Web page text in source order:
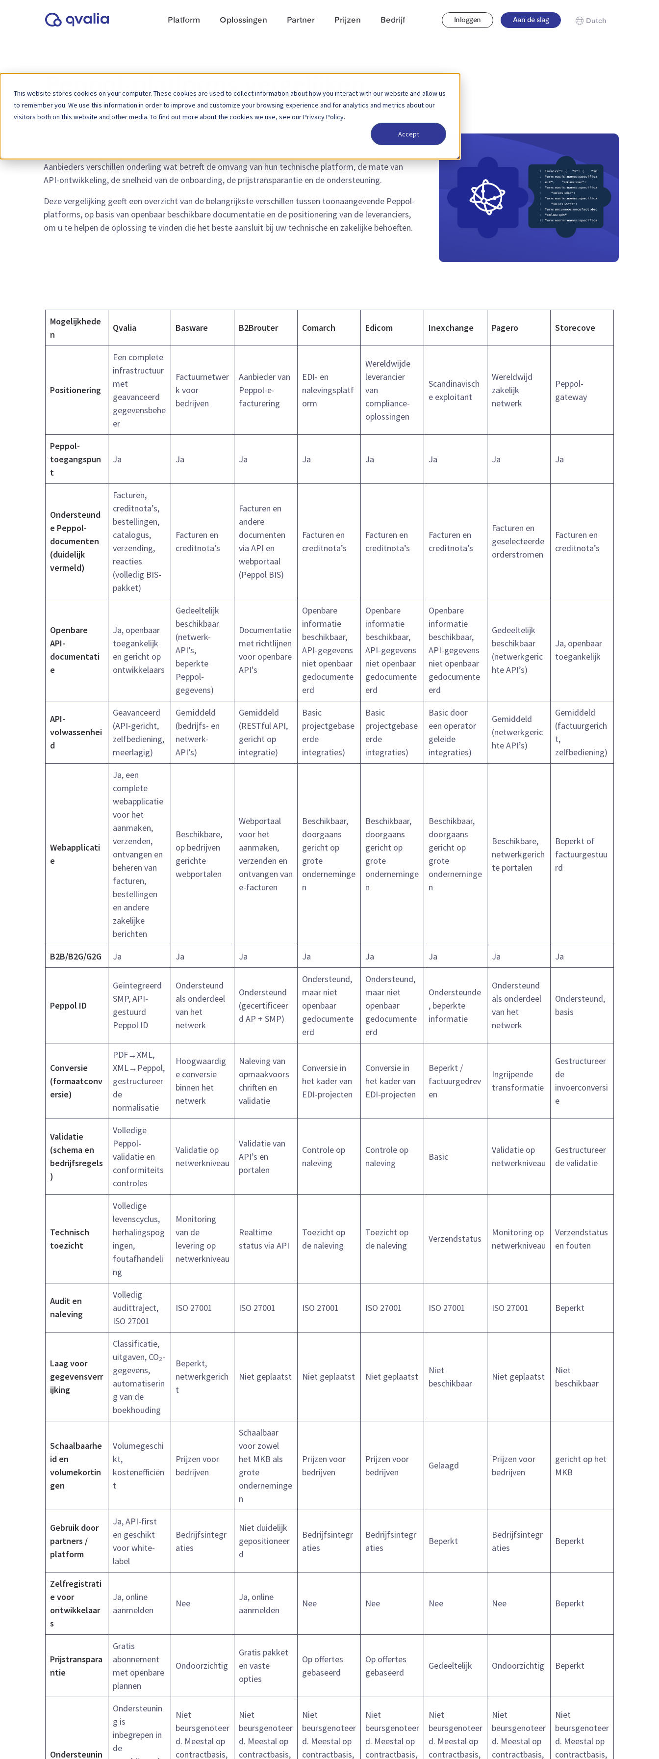
This website stores cookies on your computer. These cookies are used to collect information about how you interact with our website and allow us
to remember you. We use this information in order to improve and customize your browsing experience and for analytics and metrics about our
visitors both on this website and other media. To find out more about the cookies we use, see our Privacy Policy.
Accept
Platform Oplossingen Partner Prijzen Bedrijf Inloggen Aan de slag Dutch
Peppol-platforms vergelijken
Het kiezen van de juiste Peppol-platforms en dienstverlener is essentieel voor schaalbare, efficiënte
Aanbieders verschillen onderling wat betreft de omvang van hun technische platform, de mate van
API-ontwikkeling, de snelheid van de onboarding, de prijstransparantie en de ondersteuning.
Deze vergelijking geeft een overzicht van de belangrijkste verschillen tussen toonaangevende Peppol-
platforms, op basis van openbaar beschikbare documentatie en de positionering van de leveranciers,
om u te helpen de oplossing te vinden die het beste aansluit bij uw technische en zakelijke behoeften.
Mogelijkhede
n
Qvalia Basware B2Brouter Comarch Edicom Inexchange Pagero Storecove
Positionering
Een complete
infrastructuur
met
geavanceerd
gegevensbehe
er
Factuurnetwer
k voor
bedrijven
Aanbieder van
Peppol-e-
facturering
EDI- en
nalevingsplatf
orm
Wereldwijde
leverancier
van
compliance-
oplossingen
Scandinavisch
e exploitant
Wereldwijd
zakelijk
netwerk
Peppol-
gateway
Peppol-
toegangspun
t
Ja Ja Ja Ja Ja Ja Ja Ja
Ondersteund
e Peppol-
documenten
(duidelijk
vermeld)
Facturen,
creditnota’s,
bestellingen,
catalogus,
verzending,
reacties
(volledig BIS-
pakket)
Facturen en
creditnota’s
Facturen en
andere
documenten
via API en
webportaal
(Peppol BIS)
Facturen en
creditnota’s
Facturen en
creditnota’s
Facturen en
creditnota’s
Facturen en
geselecteerde
orderstromen
Facturen en
creditnota’s
Openbare
API-
documentati
e
Ja, openbaar
toegankelijk
en gericht op
ontwikkelaars
Gedeeltelijk
beschikbaar
(netwerk-
API’s,
beperkte
Peppol-
gegevens)
Documentatie
met richtlijnen
voor openbare
API's
Openbare
informatie
beschikbaar,
API-gegevens
niet openbaar
gedocumente
erd
Openbare
informatie
beschikbaar,
API-gegevens
niet openbaar
gedocumente
erd
Openbare
informatie
beschikbaar,
API-gegevens
niet openbaar
gedocumente
erd
Gedeeltelijk
beschikbaar
(netwerkgeric
hte API’s)
Ja, openbaar
toegankelijk
API-
volwassenhei
d
Geavanceerd
(API-gericht,
zelfbediening,
meerlagig)
Gemiddeld
(bedrijfs- en
netwerk-
API’s)
Gemiddeld
(RESTful API,
gericht op
integratie)
Basic
projectgebase
erde
integraties)
Basic
projectgebase
erde
integraties)
Basic door
een operator
geleide
integraties)
Gemiddeld
(netwerkgeric
hte API’s)
Gemiddeld
(factuurgerich
t,
zelfbediening)
Webapplicati
e
Ja, een
complete
webapplicatie
voor het
aanmaken,
verzenden,
ontvangen en
beheren van
facturen,
bestellingen
en andere
zakelijke
berichten
Beschikbare,
op bedrijven
gerichte
webportalen
Webportaal
voor het
aanmaken,
verzenden en
ontvangen van
e-facturen
Beschikbaar,
doorgaans
gericht op
grote
onderneminge
n
Beschikbaar,
doorgaans
gericht op
grote
onderneminge
n
Beschikbaar,
doorgaans
gericht op
grote
onderneminge
n
Beschikbare,
netwerkgerich
te portalen
Beperkt of
factuurgestuu
rd
B2B/B2G/G2G Ja Ja Ja Ja Ja Ja Ja Ja
Peppol ID
Geïntegreerd
SMP, API-
gestuurd
Peppol ID
Ondersteund
als onderdeel
van het
netwerk
Ondersteund
(gecertificeer
d AP + SMP)
Ondersteund,
maar niet
openbaar
gedocumente
erd
Ondersteund,
maar niet
openbaar
gedocumente
erd
Ondersteunde
, beperkte
informatie
Ondersteund
als onderdeel
van het
netwerk
Ondersteund,
basis
Conversie
(formaatconv
ersie)
PDF→XML,
XML→Peppol,
gestructureer
de
normalisatie
Hoogwaardig
e conversie
binnen het
netwerk
Naleving van
opmaakvoors
chriften en
validatie
Conversie in
het kader van
EDI-projecten
Conversie in
het kader van
EDI-projecten
Beperkt /
factuurgedrev
en
Ingrijpende
transformatie
Gestructureer
de
invoerconversi
e
Validatie
(schema en
bedrijfsregels
)
Volledige
Peppol-
validatie en
conformiteits
controles
Validatie op
netwerkniveau
Validatie van
API’s en
portalen
Controle op
naleving
Controle op
naleving
Basic
Validatie op
netwerkniveau
Gestructureer
de validatie
Technisch
toezicht
Volledige
levenscyclus,
herhalingspog
ingen,
foutafhandeli
ng
Monitoring
van de
levering op
netwerkniveau
Realtime
status via API
Toezicht op
de naleving
Toezicht op
de naleving
Verzendstatus
Monitoring op
netwerkniveau
Verzendstatus
en fouten
Audit en
naleving
Volledig
audittraject,
ISO 27001
ISO 27001 ISO 27001 ISO 27001 ISO 27001 ISO 27001 ISO 27001 Beperkt
Laag voor
gegevensverr
ijking
Classificatie,
uitgaven, CO₂-
gegevens,
automatiserin
g van de
boekhouding
Beperkt,
netwerkgerich
t
Niet geplaatst Niet geplaatst Niet geplaatst
Niet
beschikbaar
Niet geplaatst
Niet
beschikbaar
Schaalbaarhe
id en
volumekortin
gen
Volumegeschi
kt,
kostenefficiën
t
Prijzen voor
bedrijven
Schaalbaar
voor zowel
het MKB als
grote
onderneminge
n
Prijzen voor
bedrijven
Prijzen voor
bedrijven
Gelaagd
Prijzen voor
bedrijven
gericht op het
MKB
Gebruik door
partners /
platform
Ja, API-first
en geschikt
voor white-
label
Bedrijfsintegr
aties
Niet duidelijk
gepositioneer
d
Bedrijfsintegr
aties
Bedrijfsintegr
aties
Beperkt
Bedrijfsintegr
aties
Beperkt
Zelfregistrati
e voor
ontwikkelaar
s
Ja, online
aanmelden
Nee
Ja, online
aanmelden
Nee Nee Nee Nee Beperkt
Prijstranspara
ntie
Gratis
abonnement
met openbare
plannen
Ondoorzichtig
Gratis pakket
en vaste
opties
Op offertes
gebaseerd
Op offertes
gebaseerd
Gedeeltelijk Ondoorzichtig Beperkt
Ondersteunin
Ondersteunin
g is
inbegrepen in
de
Niet
beursgenoteer
d. Meestal op
contractbasis,
Niet
beursgenoteer
d. Meestal op
contractbasis,
Niet
beursgenoteer
d. Meestal op
contractbasis,
Niet
beursgenoteer
d. Meestal op
contractbasis,
Niet
beursgenoteer
d. Meestal op
contractbasis,
Niet
beursgenoteer
d. Meestal op
contractbasis,
Niet
beursgenoteer
d. Meestal op
contractbasis,